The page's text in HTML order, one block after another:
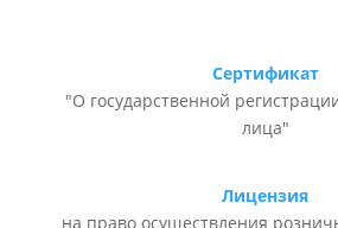
Сертификат
"О государственной
лица"
Лицензия
на право осуществления